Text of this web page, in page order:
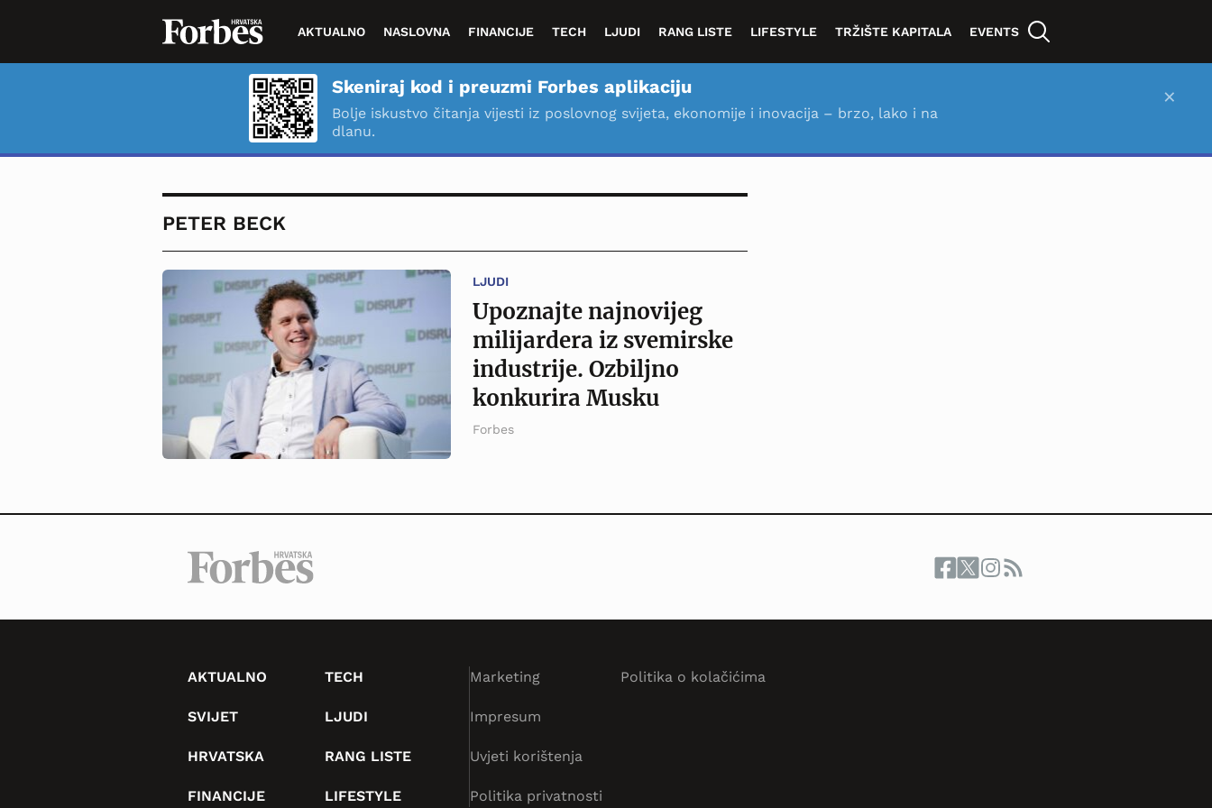
AKTUALNO NASLOVNA FINANCIJE TECH LJUDI RANG LISTE LIFESTYLE TRŽIŠTE KAPITALA EVENTS
Skeniraj kod i preuzmi Forbes aplikaciju
Bolje iskustvo čitanja vijesti iz poslovnog svijeta, ekonomije i inovacija – brzo, lako i na
dlanu.
×
PETER BECK
LJUDI
Upoznajte najnovijeg
milijardera iz svemirske
industrije. Ozbiljno
konkurira Musku
Forbes
AKTUALNO
SVIJET
HRVATSKA
FINANCIJE
TECH
LJUDI
RANG LISTE
LIFESTYLE
Marketing
Impresum
Uvjeti korištenja
Politika privatnosti
Politika o kolačićima